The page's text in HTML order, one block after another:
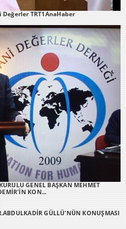
Değerler TRT1AnaHaber
GENEL BAŞKAN MEHMET
KON...
GÜLLÜ'NÜN KONUŞMASI